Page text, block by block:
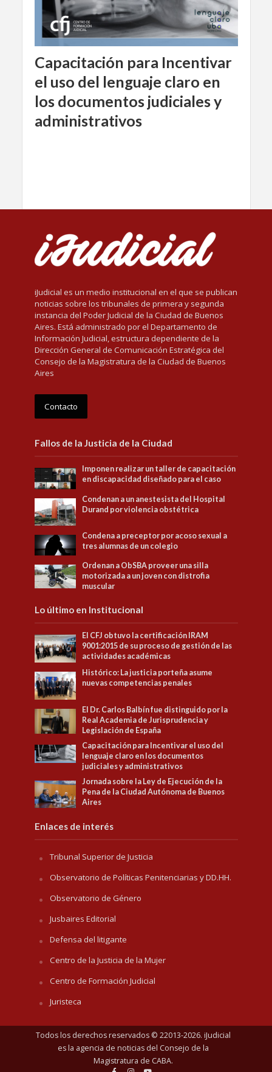
Capacitación para Incentivar
el uso del lenguaje claro en
los documentos judiciales y
administrativos
iJudicial es un medio institucional en el que se publican
noticias sobre los tribunales de primera y segunda
instancia del Poder Judicial de la Ciudad de Buenos
Aires. Está administrado por el Departamento de
Información Judicial, estructura dependiente de la
Dirección General de Comunicación Estratégica del
Consejo de la Magistratura de la Ciudad de Buenos
Aires
Contacto
Fallos de la Justicia de la Ciudad
Imponen realizar un taller de capacitación
en discapacidad diseñado para el caso
Condenan a un anestesista del Hospital
Durand por violencia obstétrica
Condena a preceptor por acoso sexual a
tres alumnas de un colegio
Ordenan a ObSBA proveer una silla
motorizada a un joven con distrofia
muscular
Lo último en Institucional
El CFJ obtuvo la certificación IRAM
9001:2015 de su proceso de gestión de las
actividades académicas
Histórico: La justicia porteña asume
nuevas competencias penales
El Dr. Carlos Balbín fue distinguido por la
Real Academia de Jurisprudencia y
Legislación de España
Capacitación para Incentivar el uso del
lenguaje claro en los documentos
judiciales y administrativos
Jornada sobre la Ley de Ejecución de la
Pena de la Ciudad Autónoma de Buenos
Aires
Enlaces de interés
Tribunal Superior de Justicia
Observatorio de Políticas Penitenciarias y DD.HH.
Observatorio de Género
Jusbaires Editorial
Defensa del litigante
Centro de la Justicia de la Mujer
Centro de Formación Judicial
Juristeca
Todos los derechos reservados © 22013-2026. iJudicial
es la agencia de noticias del Consejo de la
Magistratura de CABA.